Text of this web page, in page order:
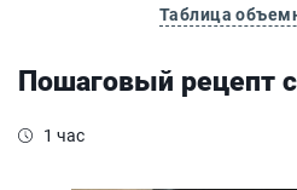
Таблица
Пошаговый рецепт
1 час